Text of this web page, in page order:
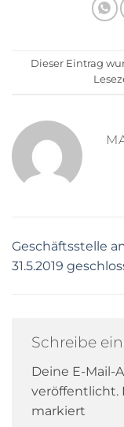
Dieser Eintrag
Geschäftsstelle
31.5.2019
Schreibe
Deine E-Mail-
veröffentlicht.
markiert